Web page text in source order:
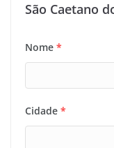
São Caetano
Nome *
Cidade *